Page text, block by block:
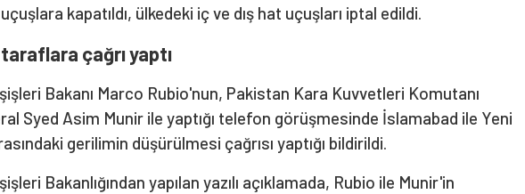
kapatıldı, ülkedeki iç ve dış hat uçuşları iptal edildi.
çağrı yaptı
Bakanı Marco Rubio'nun, Pakistan Kara Kuvvetleri Komutanı
Syed Asim Munir ile yaptığı telefon görüşmesinde İslamabad ile Yeni
gerilimin düşürülmesi çağrısı yaptığı bildirildi.
Bakanlığından yapılan yazılı açıklamada, Rubio ile Munir'in